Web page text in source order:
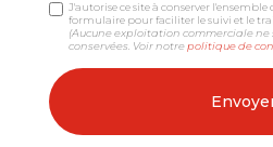
J'autorise ce site à conserver l'ensemble
formulaire pour faciliter le suivi et le
(Aucune exploitation commerciale ne
conservées. Voir notrepolitique de